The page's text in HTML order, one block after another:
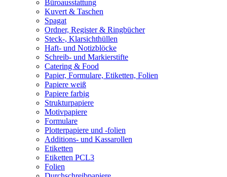
Büroausstattung
Kuvert & Taschen
Spagat
Ordner, Register & Ringbücher
Steck-, Klarsichthüllen
Haft- und Notizblöcke
Schreib- und Markierstifte
Catering & Food
Papier, Formulare, Etiketten, Folien
Papiere weiß
Papiere farbig
Strukturpapiere
Motivpapiere
Formulare
Plotterpapiere und -folien
Additions- und Kassarollen
Etiketten
Etiketten PCL3
Folien